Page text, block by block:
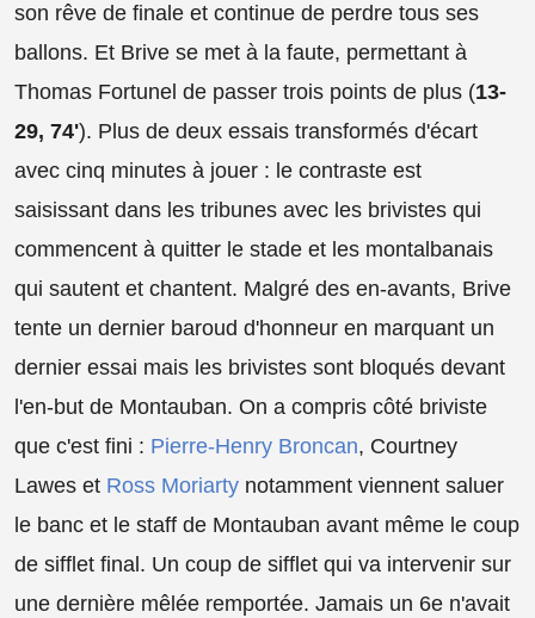
son rêve de finale et continue de perdre tous ses
ballons. Et Brive se met à la faute, permettant à
Thomas Fortunel de passer trois points de plus (13-
29, 74'). Plus de deux essais transformés d'écart
avec cinq minutes à jouer : le contraste est
saisissant dans les tribunes avec les brivistes qui
commencent à quitter le stade et les montalbanais
qui sautent et chantent. Malgré des en-avants, Brive
tente un dernier baroud d'honneur en marquant un
dernier essai mais les brivistes sont bloqués devant
l'en-but de Montauban. On a compris côté briviste
que c'est fini : Pierre-Henry Broncan, Courtney
Lawes et Ross Moriarty notamment viennent saluer
le banc et le staff de Montauban avant même le coup
de sifflet final. Un coup de sifflet qui va intervenir sur
une dernière mêlée remportée. Jamais un 6e n'avait